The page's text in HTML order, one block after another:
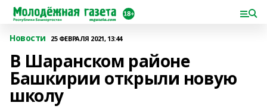
Новости 25 ФЕВРАЛЯ 2021, 13:44
В Шаранском районе
Башкирии открыли новую
школу